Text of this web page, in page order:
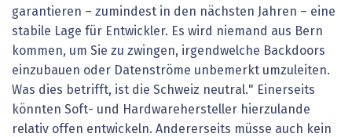
garantieren – zumindest in den nächsten Jahren – eine
stabile Lage für Entwickler. Es wird niemand aus Bern
kommen, um Sie zu zwingen, irgendwelche Backdoors
einzubauen oder Datenströme unbemerkt umzuleiten.
Was dies betrifft, ist die Schweiz neutral." Einerseits
könnten Soft- und Hardware­hersteller hierzulande
relativ offen entwickeln. Andererseits müsse auch kein